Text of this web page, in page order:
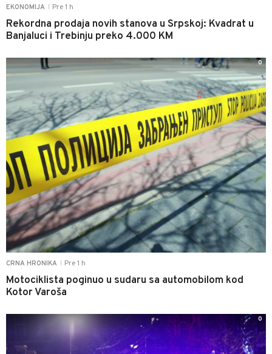
EKONOMIJA Pre 1 h
Rekordna prodaja novih stanova u Srpskoj: Kvadrat u
Banjaluci i Trebinju preko 4.000 KM
CRNA HRONIKA Pre 1 h
Motociklista poginuo u sudaru sa automobilom kod
Kotor Varoša
0
0